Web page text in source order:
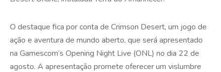
O destaque fica por conta de Crimson Desert, um jogo de
ação e aventura de mundo aberto, que será apresentado
na Gamescom’s Opening Night Live (ONL) no dia 22 de
agosto. A apresentação promete oferecer um vislumbre